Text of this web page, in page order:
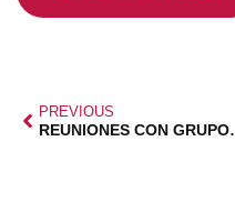
PREVIOUS